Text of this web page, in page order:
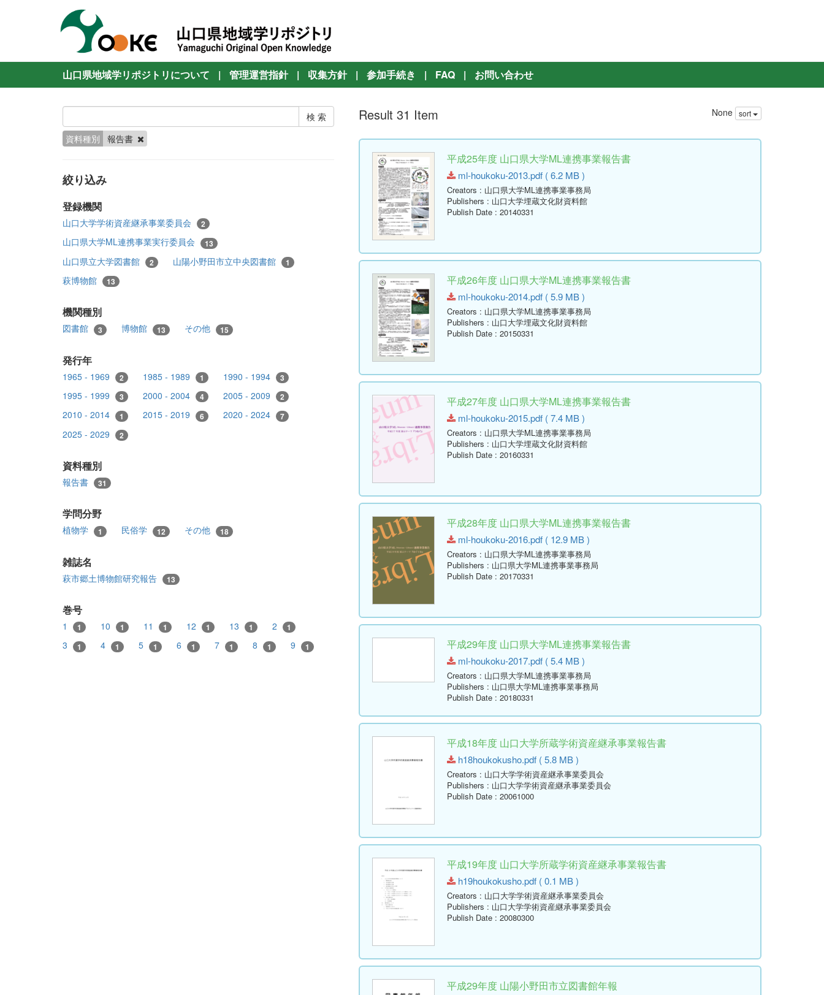
山口県地域学リポジトリについて | 管理運営指針 | 収集方針 | 参加手続き | FAQ | お問い合わせ
資料種別 報告書
絞り込み
登録機関
山口大学学術資産継承事業委員会 2
山口県大学ML連携事業実行委員会 13
山口県立大学図書館 2 山陽小野田市立中央図書館 1
萩博物館 13
機関種別
図書館 3 博物館 13 その他 15
発行年
1965 - 1969 2 1985 - 1989 1 1990 - 1994 3
1995 - 1999 3 2000 - 2004 4 2005 - 2009 2
2010 - 2014 1 2015 - 2019 6 2020 - 2024 7
2025 - 2029 2
資料種別
報告書 31
学問分野
植物学 1 民俗学 12 その他 18
雑誌名
萩市郷土博物館研究報告 13
巻号
1 1 10 1 11 1 12 1 13 1 2 1
3 1 4 1 5 1 6 1 7 1 8 1 9 1
Result 31 Item None sort
平成25年度 山口県大学ML連携事業報告書
ml-houkoku-2013.pdf ( 6.2 MB )
Creators : 山口県大学ML連携事業事務局
Publishers : 山口大学埋蔵文化財資料館
Publish Date : 20140331
平成26年度 山口県大学ML連携事業報告書
ml-houkoku-2014.pdf ( 5.9 MB )
Creators : 山口県大学ML連携事業事務局
Publishers : 山口大学埋蔵文化財資料館
Publish Date : 20150331
平成27年度 山口県大学ML連携事業報告書
ml-houkoku-2015.pdf ( 7.4 MB )
Creators : 山口県大学ML連携事業事務局
Publishers : 山口大学埋蔵文化財資料館
Publish Date : 20160331
平成28年度 山口県大学ML連携事業報告書
ml-houkoku-2016.pdf ( 12.9 MB )
Creators : 山口県大学ML連携事業事務局
Publishers : 山口県大学ML連携事業事務局
Publish Date : 20170331
平成29年度 山口県大学ML連携事業報告書
ml-houkoku-2017.pdf ( 5.4 MB )
Creators : 山口県大学ML連携事業事務局
Publishers : 山口県大学ML連携事業事務局
Publish Date : 20180331
平成18年度 山口大学所蔵学術資産継承事業報告書
h18houkokusho.pdf ( 5.8 MB )
Creators : 山口大学学術資産継承事業委員会
Publishers : 山口大学学術資産継承事業委員会
Publish Date : 20061000
平成19年度 山口大学所蔵学術資産継承事業報告書
h19houkokusho.pdf ( 0.1 MB )
Creators : 山口大学学術資産継承事業委員会
Publishers : 山口大学学術資産継承事業委員会
Publish Date : 20080300
平成29年度 山陽小野田市立図書館年報